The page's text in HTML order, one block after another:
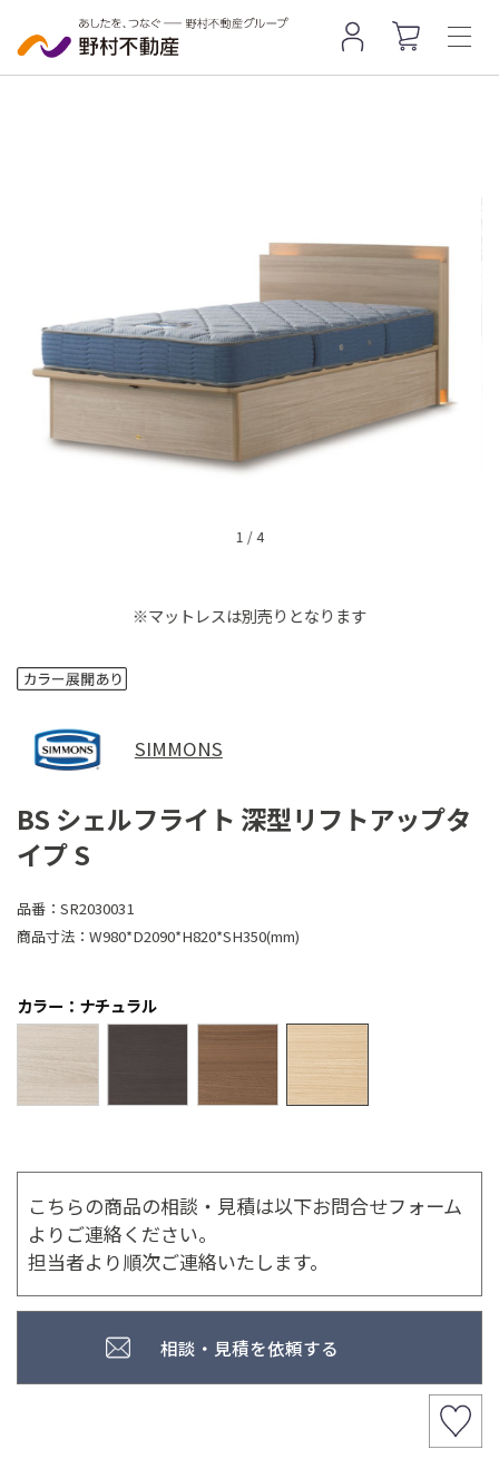
※マットレスは別売りとなります
1 /4
SIMMONS
BS シェルフライト 深型リフトアップタ
イプ S
品番： SR2030031
商品寸法： W980*D2090*H820*SH350(mm)
カラー：ナチュラル
こちらの商品の相談・見積は以下お問合せフォーム
よりご連絡ください。
担当者より順次ご連絡いたします。
相談・見積を依頼する